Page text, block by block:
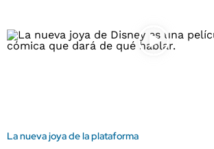
La nueva joya de la plataforma